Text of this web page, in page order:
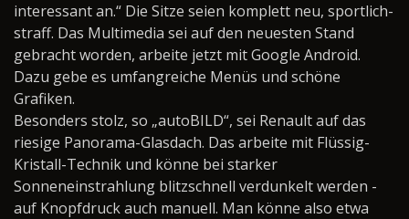
interessant an.“ Die Sitze seien komplett neu, sportlich-
straff. Das Multimedia sei auf den neuesten Stand
gebracht worden, arbeite jetzt mit Google Android.
Dazu gebe es umfangreiche Menüs und schöne
Grafiken.
Besonders stolz, so „autoBILD“, sei Renault auf das
riesige Panorama-Glasdach. Das arbeite mit Flüssig-
Kristall-Technik und könne bei starker
Sonneneinstrahlung blitzschnell verdunkelt werden -
auf Knopfdruck auch manuell. Man könne also etwa